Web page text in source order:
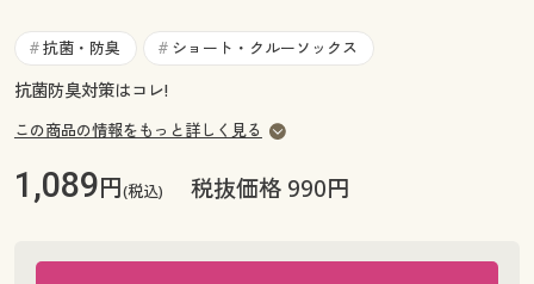
お気に入り
サポート
ご利用ガイド
よくある質問とお問い合わせ
サポート
ご利用ガイド
よくある質問とお問い合わせ
# 抗菌・防臭 # ショート・クルーソックス
抗菌防臭対策はコレ!
この商品の情報をもっと詳しく見る
1,089円(税込) 税抜価格 990円